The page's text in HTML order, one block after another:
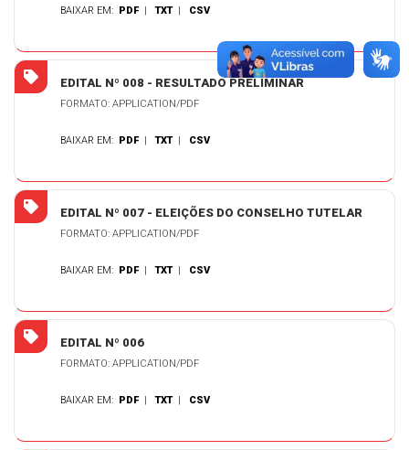
BAIXAR EM: PDF |TXT | CSV
EDITAL Nº 008 - RESULTADO PRELIMINAR
FORMATO: APPLICATION/PDF
BAIXAR EM: PDF |TXT | CSV
EDITAL Nº 007 - ELEIÇÕES DO CONSELHO TUTELAR
FORMATO: APPLICATION/PDF
BAIXAR EM: PDF |TXT | CSV
EDITAL Nº 006
FORMATO: APPLICATION/PDF
BAIXAR EM: PDF |TXT | CSV